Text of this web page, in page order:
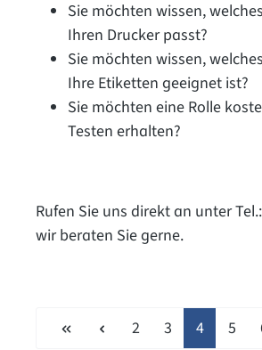
Sie möchten wissen,
Ihren Drucker passt?
Sie möchten wissen,
Ihre Etiketten geeignet ist?
Sie möchten eine Rolle
Testen erhalten?
Rufen Sie uns direkt an unter
wir beraten Sie gerne.
Seite
2 Seite
3 Seite
4 Seite
5